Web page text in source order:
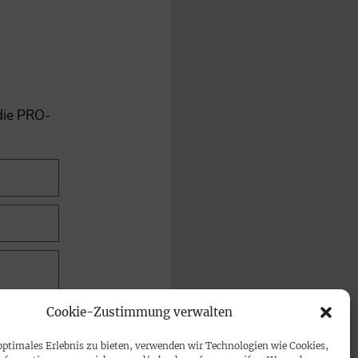
Cookie-Zustimmung verwalten
Erlebnis zu bieten, verwenden wir Technologien wie Cookies,
PRO-